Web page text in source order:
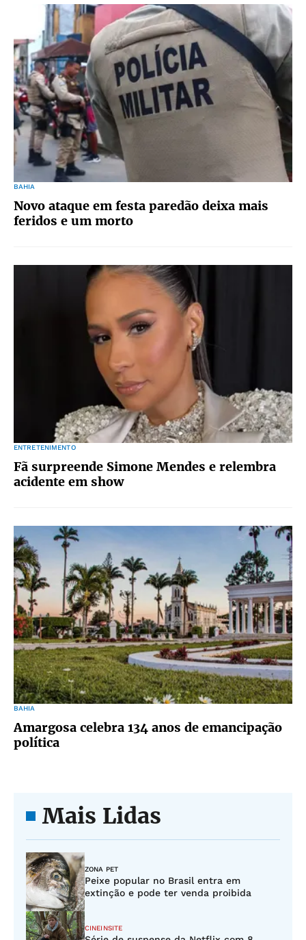
BAHIA
Novo ataque em festa paredão deixa mais
feridos e um morto
ENTRETENIMENTO
Fã surpreende Simone Mendes e relembra
acidente em show
BAHIA
Amargosa celebra 134 anos de emancipação
política
Mais Lidas
ZONA PET
Peixe popular no Brasil entra em
extinção e pode ter venda proibida
CINEINSITE